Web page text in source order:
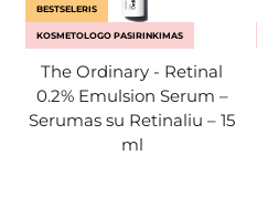
BESTSELERIS
KOSMETOLOGO PASIRINKIMAS
The Ordinary - Retinal
0.2% Emulsion Serum –
Serumas su Retinaliu – 15
ml